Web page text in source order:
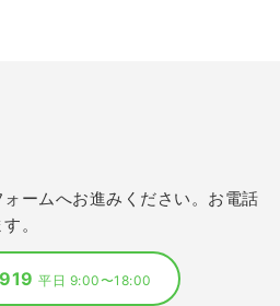
ォームへお進みください。お電話
。
平日 9:00〜18:00